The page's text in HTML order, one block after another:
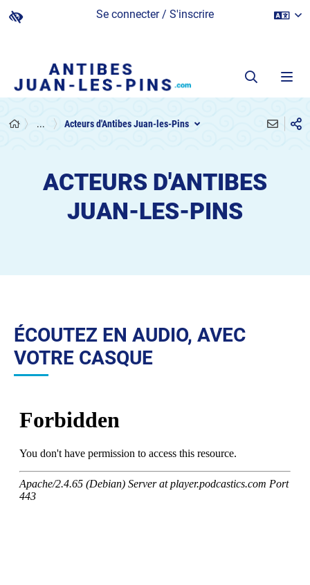
Se connecter / S'inscrire
... Acteurs d'Antibes Juan-les-Pins
ACTEURS D'ANTIBES
JUAN-LES-PINS
ÉCOUTEZ EN AUDIO, AVEC
VOTRE CASQUE